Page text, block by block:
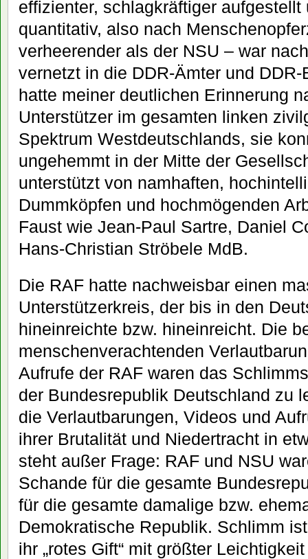
effizienter, schlagkräftiger aufgestellt
quantitativ, also nach
verheerender als der NSU – war
vernetzt in die DDR-Ämter und
hatte meiner deutlichen Erinnerung
Unterstützer im gesamten linken
Spektrum Westdeutschlands, sie
ungehemmt in der Mitte der
unterstützt von namhaften,
Dummköpfen und hochmögenden
Faust wie Jean-Paul Sartre, Daniel
Hans-Christian Ströbele MdB.
Die RAF hatte nachweisbar einen
Unterstützerkreis, der bis in den
hineinreichte bzw. hineinreicht. Die
menschenverachtenden
Aufrufe der RAF waren das
der Bundesrepublik Deutschland zu
die Verlautbarungen, Videos und
ihrer Brutalität und Niedertracht in
steht außer Frage: RAF und NSU
Schande für die gesamte
für die gesamte damalige bzw.
Demokratische Republik. Schlimm
ihr „rotes Gift“ mit größter